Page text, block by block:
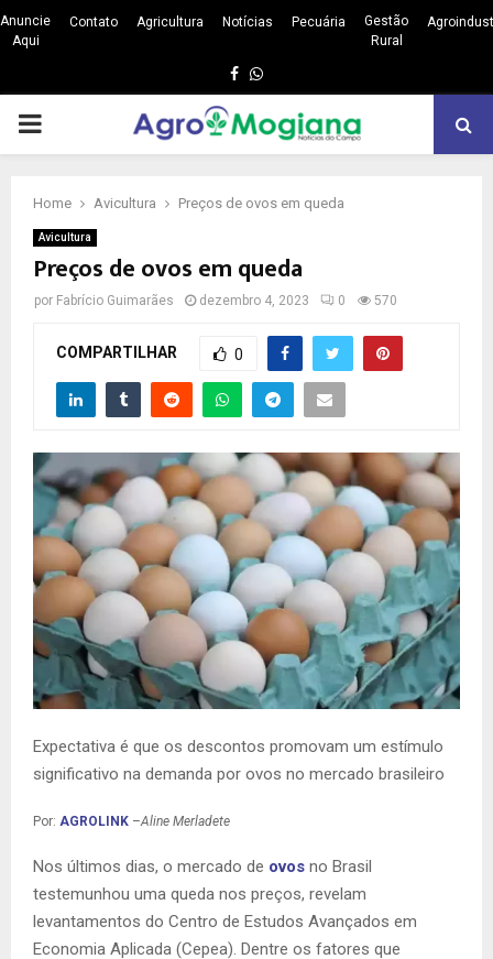
Anuncie
Aqui
Contato Agricultura Notícias Pecuária
Gestão
Rural
Facebook
Whatsapp
PRIMARY
Home Avicultura Preços de ovos em queda
Avicultura
Preços de ovos em queda
por Fabrício Guimarães dezembro 4, 2023 0 570
COMPARTILHAR 0
Expectativa é que os descontos promovam um estímulo
significativo na demanda por ovos no mercado brasileiro
Por: AGROLINK –Aline Merladete
Nos últimos dias, o mercado de ovos no Brasil
testemunhou uma queda nos preços, revelam
levantamentos do Centro de Estudos Avançados em
Economia Aplicada (Cepea). Dentre os fatores que